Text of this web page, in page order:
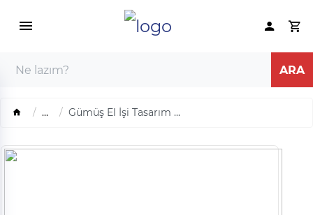
... Gümüş El İşi Tasarım ...